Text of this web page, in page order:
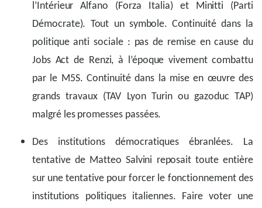
l’Intérieur Alfano (Forza Italia) et Minitti (Parti
Démocrate). Tout un symbole. Continuité dans la
politique anti sociale : pas de remise en cause du
Jobs Act de Renzi, à l’époque vivement combattu
par le M5S. Continuité dans la mise en œuvre des
grands travaux (TAV Lyon Turin ou gazoduc TAP)
malgré les promesses passées.
Des institutions démocratiques ébranlées. La
tentative de Matteo Salvini reposait toute entière
sur une tentative pour forcer le fonctionnement des
institutions politiques italiennes. Faire voter une